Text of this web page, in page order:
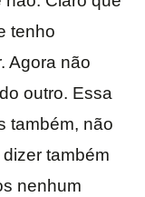
tenho
Agora não
outro. Essa
também, não
também
nenhum